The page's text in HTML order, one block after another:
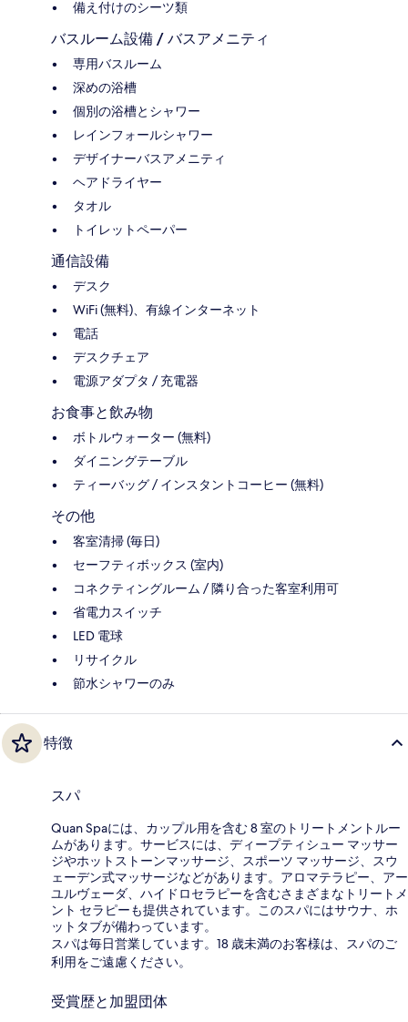
備え付けのシーツ類
バスルーム設備 / バスアメニティ
専用バスルーム
深めの浴槽
個別の浴槽とシャワー
レインフォールシャワー
デザイナーバスアメニティ
ヘアドライヤー
タオル
トイレットペーパー
通信設備
デスク
WiFi (無料)、有線インターネット
電話
デスクチェア
電源アダプタ / 充電器
お食事と飲み物
ボトルウォーター (無料)
ダイニングテーブル
ティーバッグ / インスタントコーヒー (無料)
その他
客室清掃 (毎日)
セーフティボックス (室内)
コネクティングルーム / 隣り合った客室利用可
省電力スイッチ
LED 電球
リサイクル
節水シャワーのみ
特徴
スパ
Quan Spaには、カップル用を含む 8 室のトリートメントルー
ムがあります。サービスには、ディープティシュー マッサー
ジやホットストーンマッサージ、スポーツ マッサージ、スウ
ェーデン式マッサージなどがあります。アロマテラピー、アー
ユルヴェーダ、ハイドロセラピーを含むさまざまなトリートメ
ント セラピーも提供されています。このスパにはサウナ、ホ
ットタブが備わっています。
スパは毎日営業しています。18 歳未満のお客様は、スパのご
利用をご遠慮ください。
受賞歴と加盟団体